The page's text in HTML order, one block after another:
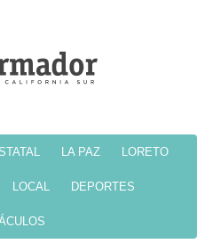
LA PAZ LORETO
LOCAL DEPORTES